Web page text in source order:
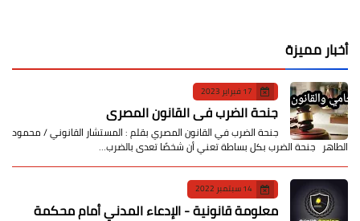
أخبار مميزة
17 فبراير 2023
جنحة الضرب في القانون المصري
جنحة الضرب في القانون المصري بقلم : المستشار القانوني / محمود
الطاهر جنحة الضرب بكل بساطة تعني أن شخصًا تعدى بالضرب…
14 سبتمبر 2022
معلومة قانونية - الإدعاء المدني أمام محكمة